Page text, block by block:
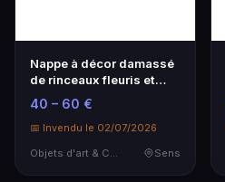
Nappe à décor damassé
de rinceaux fleuris et
couronnes de la…
40 – 60 €
📅 Invendu le 02/07/2026
Objets d'art & Curiosités
Sens